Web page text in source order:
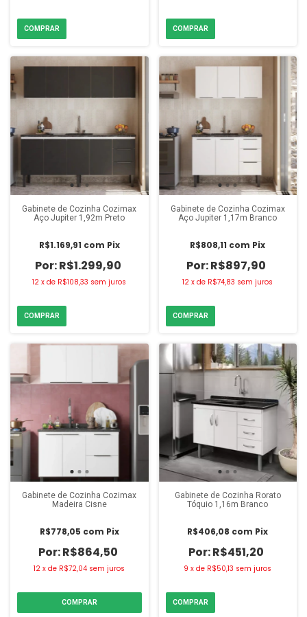
Gabinete de Cozinha Cozimax
Aço Jupiter 1,92m Preto
R$1.299,90
R$1.169,91 com Pix
12 xde R$108,33 sem juros
Gabinete de Cozinha Cozimax
Aço Jupiter 1,17m Branco
R$897,90
R$808,11 com Pix
12 xde R$74,83 sem juros
Gabinete de Cozinha Cozimax
Madeira Cisne
R$864,50
R$778,05 com Pix
12 xde R$72,04 sem juros
COMPRAR
Gabinete de Cozinha Rorato
Tóquio 1,16m Branco
R$451,20
R$406,08 com Pix
9 xde R$50,13 sem juros